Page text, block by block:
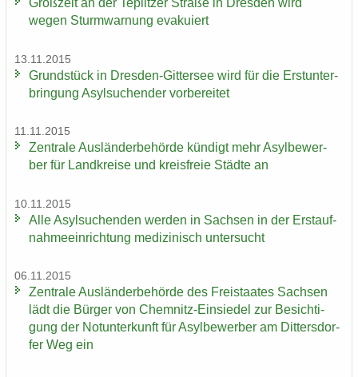
Groß­zelt an der Te­plit­zer Stra­ße in Dres­den wird
wegen Sturm­war­nung eva­ku­iert
13.11.2015
Grund­stück in Dresden-​Gittersee wird für die Erst­un­ter­
brin­gung Asyl­su­chen­der vor­be­rei­tet
11.11.2015
Zen­tra­le Aus­län­der­be­hör­de kün­digt mehr Asyl­be­wer­
ber für Land­krei­se und kreis­freie Städ­te an
10.11.2015
Alle Asyl­su­chen­den wer­den in Sach­sen in der Erst­auf­
nah­me­ein­rich­tung me­di­zi­nisch un­ter­sucht
06.11.2015
Zen­tra­le Aus­län­der­be­hör­de des Frei­staa­tes Sach­sen
lädt die Bür­ger von Chemnitz-​Einsiedel zur Be­sich­ti­
gung der Not­un­ter­kunft für Asyl­be­wer­ber am Dit­ters­dor­
fer Weg ein